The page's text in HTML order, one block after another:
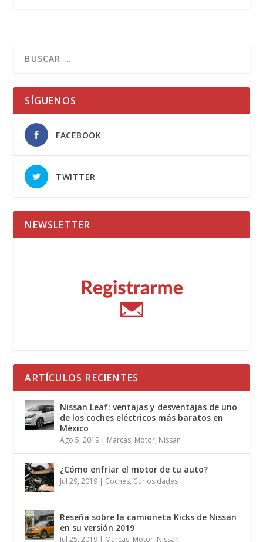
SÍGUENOS
FACEBOOK
TWITTER
NEWSLETTER
ARTÍCULOS RECIENTES
Nissan Leaf: ventajas y desventajas de uno
de los coches eléctricos más baratos en
México
Ago 5, 2019 | Marcas, Motor, Nissan
¿Cómo enfriar el motor de tu auto?
Jul 29, 2019 | Coches, Curiosidades
Reseña sobre la camioneta Kicks de Nissan
en su versión 2019
Jul 25, 2019 | Marcas, Motor, Nissan